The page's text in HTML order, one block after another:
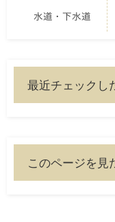
水道・下水道
最近チェックし
このページを見